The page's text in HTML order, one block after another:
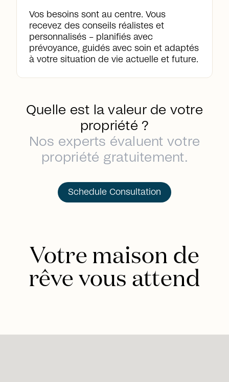
Vos besoins sont au centre. Vous
recevez des conseils réalistes et
personnalisés – planifiés avec
prévoyance, guidés avec soin et adaptés
à votre situation de vie actuelle et future.
Quelle est la valeur de votre
propriété ?
Nos experts évaluent votre
propriété gratuitement.
Schedule Consultation
Votre maison de
rêve vous attend